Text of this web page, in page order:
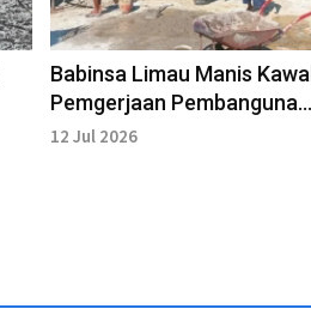
Babinsa Limau Manis Kawal
Pemgerjaan Pembangunan
KMP
12 Jul 2026